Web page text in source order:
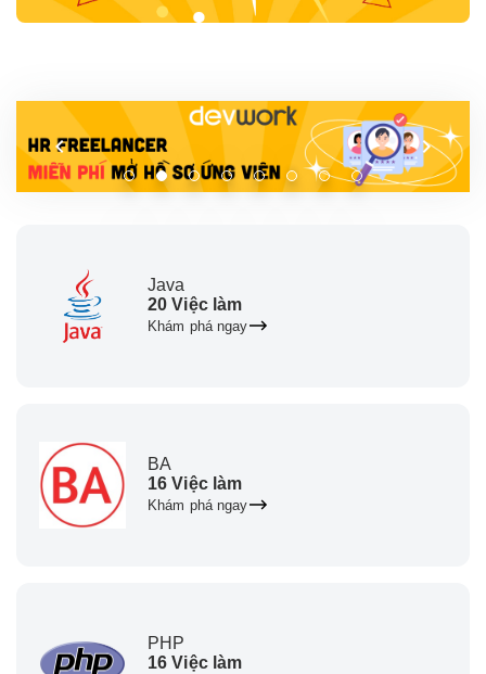
Java
20 Việc làm
Khám phá ngay
BA
16 Việc làm
Khám phá ngay
PHP
16 Việc làm